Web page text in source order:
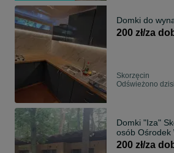
200 zł/za
Skorzęcin
Odświeżono
Domki "Iza"
osób Ośrodek Wypoczynkowy
Domek
200 zł/za